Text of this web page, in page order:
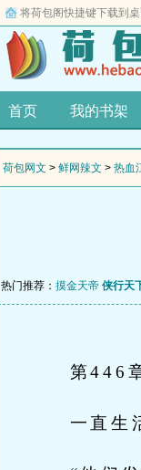
将荷包阁快捷键下载到
首页 我的书架
荷包网文 > 鲜网辣文 > 热血
热门推荐： 摸金天帝 侠行天
第446章
一直生活